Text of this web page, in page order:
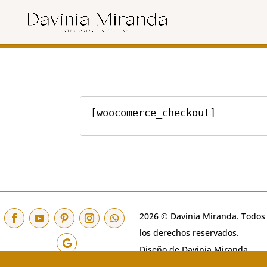
[woocomerce_checkout]
2026 © Davinia Miranda. Todos
los derechos reservados.
Diseño de Davinia Miranda.